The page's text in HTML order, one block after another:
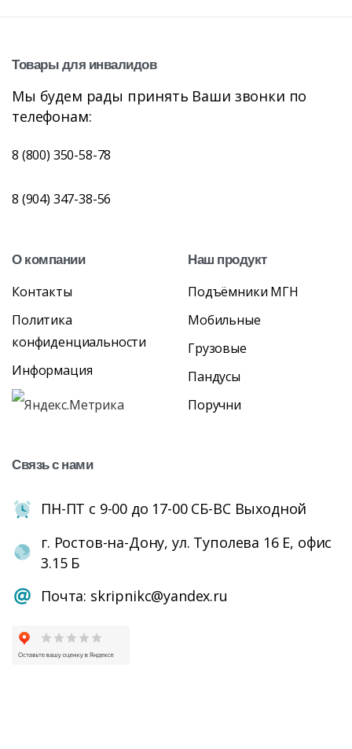
Товарыдля инвалидов
Мы будем рады принять Ваши звонки по
телефонам:
8 (800) 350-58-78
8 (904) 347-38-56
Окомпании
Контакты
Политика
конфиденциальности
Информация
Наш продукт
Подъёмники МГН
Мобильные
Грузовые
Пандусы
Поручни
Связьснами
ПН-ПТ с 9-00 до 17-00 СБ-ВС Выходной
г. Ростов-на-Дону, ул. Туполева 16 Е, офис
3.15 Б
Почта: skripnikc@yandex.ru